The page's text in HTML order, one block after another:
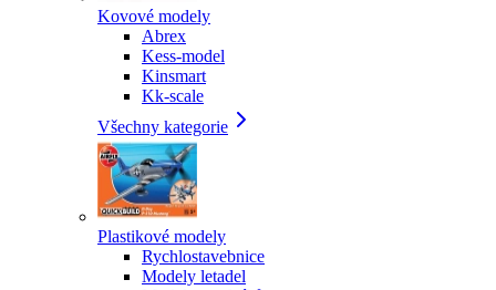
Kovové modely
Abrex
Kess-model
Kinsmart
Kk-scale
Všechny kategorie
Plastikové modely
Rychlostavebnice
Modely letadel